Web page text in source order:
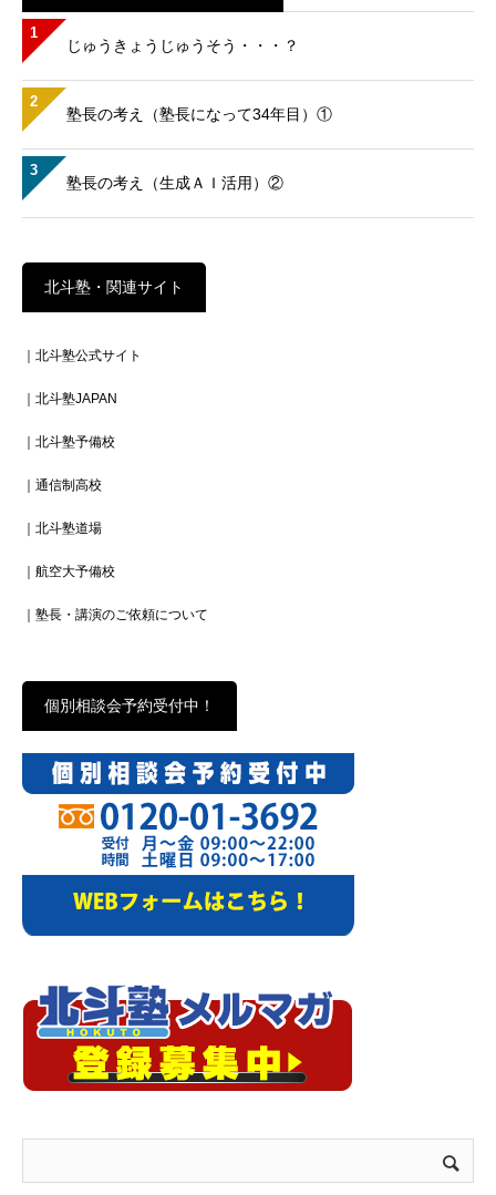
1
じゅうきょうじゅうそう・・・？
2
塾長の考え（塾長になって34年目）①
3
塾長の考え（生成ＡＩ活用）②
北斗塾・関連サイト
｜北斗塾公式サイト
｜北斗塾JAPAN
｜北斗塾予備校
｜通信制高校
｜北斗塾道場
｜航空大予備校
｜塾長・講演のご依頼について
個別相談会予約受付中！